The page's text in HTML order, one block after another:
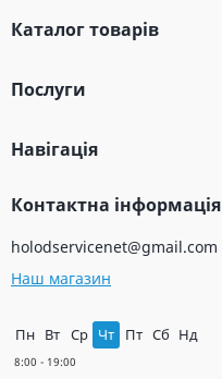
Каталог товарів
Послуги
Навігація
Контактна інформація
holodservicenet@gmail.com
Наш магазин
Пн Вт Ср Чт Пт Сб Нд